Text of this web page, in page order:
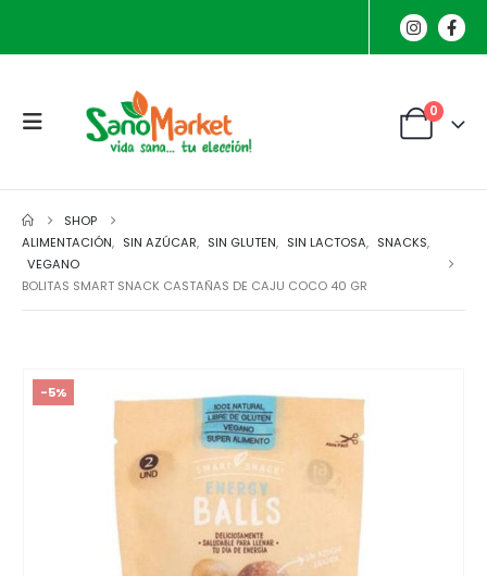
0
SHOP
ALIMENTACIÓN, SIN AZÚCAR, SIN GLUTEN, SIN LACTOSA, SNACKS,
VEGANO
BOLITAS SMART SNACK CASTAÑAS DE CAJU COCO 40 GR
-5%